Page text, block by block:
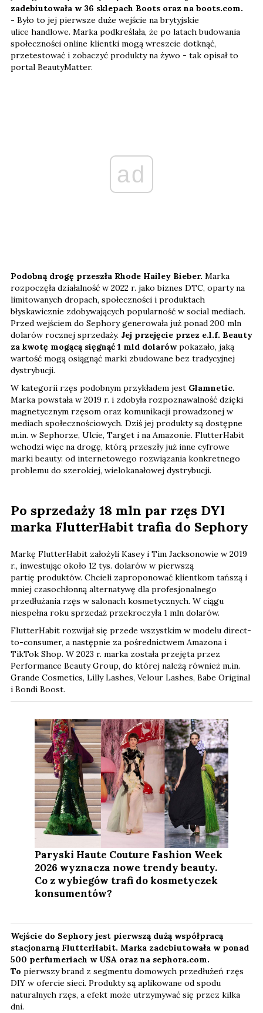
zadebiutowała w 36 sklepach Boots oraz na boots.com.
- Było to jej pierwsze duże wejście na brytyjskie
ulice handlowe. Marka podkreślała, że po latach budowania
społeczności online klientki mogą wreszcie dotknąć,
przetestować i zobaczyć produkty na żywo - tak opisał to
portal BeautyMatter.
ad
Podobną drogę przeszła Rhode Hailey Bieber. Marka
rozpoczęła działalność w 2022 r. jako biznes DTC, oparty na
limitowanych dropach, społeczności i produktach
błyskawicznie zdobywających popularność w social mediach.
Przed wejściem do Sephory generowała już ponad 200 mln
dolarów rocznej sprzedaży. Jej przejęcie przez e.l.f. Beauty
za kwotę mogącą sięgnąć 1 mld dolarówpokazało, jaką
wartość mogą osiągnąć marki zbudowane bez tradycyjnej
dystrybucji.
W kategorii rzęs podobnym przykładem jest Glamnetic.
Marka powstała w 2019 r. i zdobyła rozpoznawalność dzięki
magnetycznym rzęsom oraz komunikacji prowadzonej w
mediach społecznościowych. Dziś jej produkty są dostępne
m.in. w Sephorze, Ulcie, Target i na Amazonie. FlutterHabit
wchodzi więc na drogę, którą przeszły już inne cyfrowe
marki beauty: od internetowego rozwiązania konkretnego
problemu do szerokiej, wielokanałowej dystrybucji.
Po sprzedaży 18 mln par rzęs DYI
marka FlutterHabit trafia do Sephory
Markę FlutterHabit założyli Kasey i Tim Jacksonowie w 2019
r., inwestując około 12 tys. dolarów w pierwszą
partię produktów. Chcieli zaproponować klientkom tańszą i
mniej czasochłonną alternatywę dla profesjonalnego
przedłużania rzęs w salonach kosmetycznych. W ciągu
niespełna roku sprzedaż przekroczyła 1 mln dolarów.
FlutterHabit rozwijał się przede wszystkim w modelu direct-
to-consumer, a następnie za pośrednictwem Amazona i
TikTok Shop. W 2023 r. marka została przejęta przez
Performance Beauty Group, do której należą również m.in.
Grande Cosmetics, Lilly Lashes, Velour Lashes, Babe Original
i Bondi Boost.
Paryski Haute Couture Fashion Week
2026 wyznacza nowe trendy beauty.
Co z wybiegów trafi do kosmetyczek
konsumentów?
Wejście do Sephory jest pierwszą dużą współpracą
stacjonarną FlutterHabit. Marka zadebiutowała w ponad
500 perfumeriach w USA oraz na sephora.com.
To pierwszy brand z segmentu domowych przedłużeń rzęs
DIY w ofercie sieci. Produkty są aplikowane od spodu
naturalnych rzęs, a efekt może utrzymywać się przez kilka
dni.